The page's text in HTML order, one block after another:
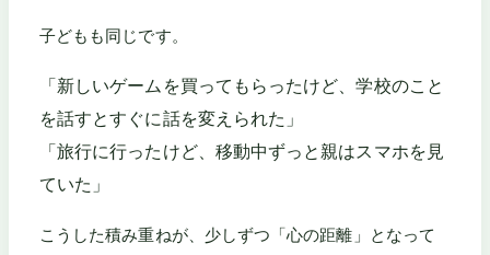
子どもも同じです。
「新しいゲームを買ってもらったけど、学校のこと
を話すとすぐに話を変えられた」
「旅行に行ったけど、移動中ずっと親はスマホを見
ていた」
こうした積み重ねが、少しずつ「心の距離」となって